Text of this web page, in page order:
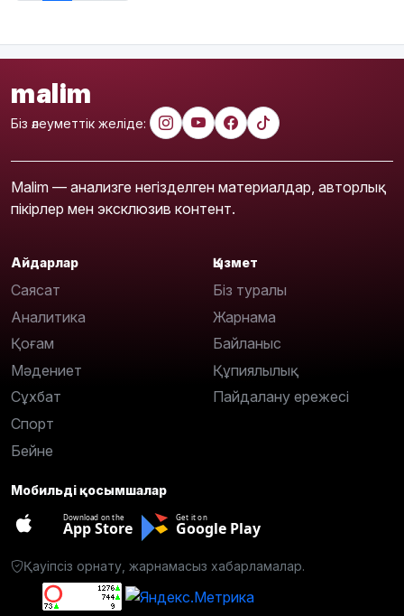
malim
Біз әлеуметтік желіде:
Malim — анализге негізделген материалдар, авторлық
пікірлер мен эксклюзив контент.
Айдарлар
Саясат
Аналитика
Қоғам
Мәдениет
Сұхбат
Спорт
Бейне
Қызмет
Біз туралы
Жарнама
Байланыс
Құпиялылық
Пайдалану ережесі
Мобильді қосымшалар
Download on the
App Store
Get it on
Google Play
Қауіпсіз орнату, жарнамасыз хабарламалар.